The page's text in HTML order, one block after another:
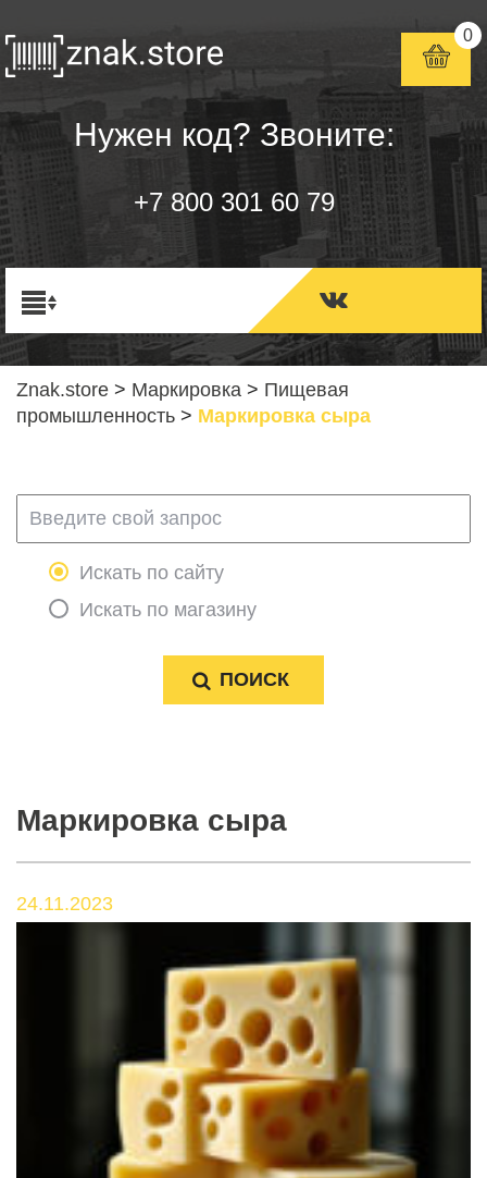
Нужен код? Звоните:
+7 800 301 60 79
0
Znak.store > Маркировка > Пищевая
промышленность > Маркировка сыра
Искать по сайту
Искать по магазину
Маркировка сыра
24.11.2023